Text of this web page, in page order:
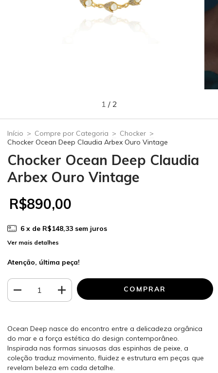
1 / 2
Início > Compre por Categoria > Chocker >
Chocker Ocean Deep Claudia Arbex Ouro Vintage
Chocker Ocean Deep Claudia
Arbex Ouro Vintage
R$890,00
6 x de R$148,33 sem juros
Ver mais detalhes
Atenção, última peça!
Ocean Deep nasce do encontro entre a delicadeza orgânica
do mar e a força estética do design contemporâneo.
Inspirada nas formas sinuosas das espinhas de peixe, a
coleção traduz movimento, fluidez e estrutura em peças que
revelam beleza em cada detalhe.